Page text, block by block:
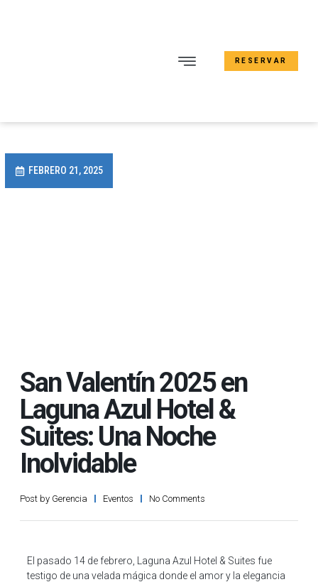
RESERVAR
FEBRERO 21, 2025
San Valentín 2025 en
Laguna Azul Hotel &
Suites: Una Noche
Inolvidable
Post by Gerencia Eventos No Comments
El pasado 14 de febrero, Laguna Azul Hotel & Suites fue
testigo de una velada mágica donde el amor y la elegancia